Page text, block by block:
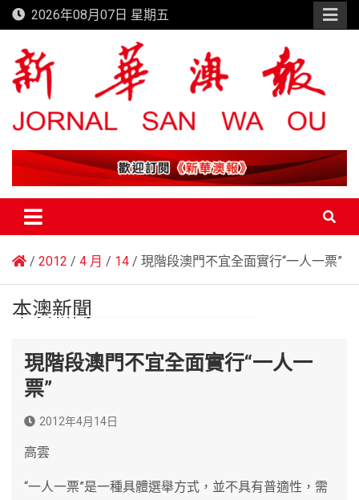
Skip
to
content
2026年08月07日 星期五
新華澳報
2012 4 月 14 現階段澳門不宜全面實行“一人一票”
本澳新聞
現階段澳門不宜全面實行“一人一
票”
2012年4月14日
高雲
“一人一票”是一種具體選舉方式，並不具有普適性，需